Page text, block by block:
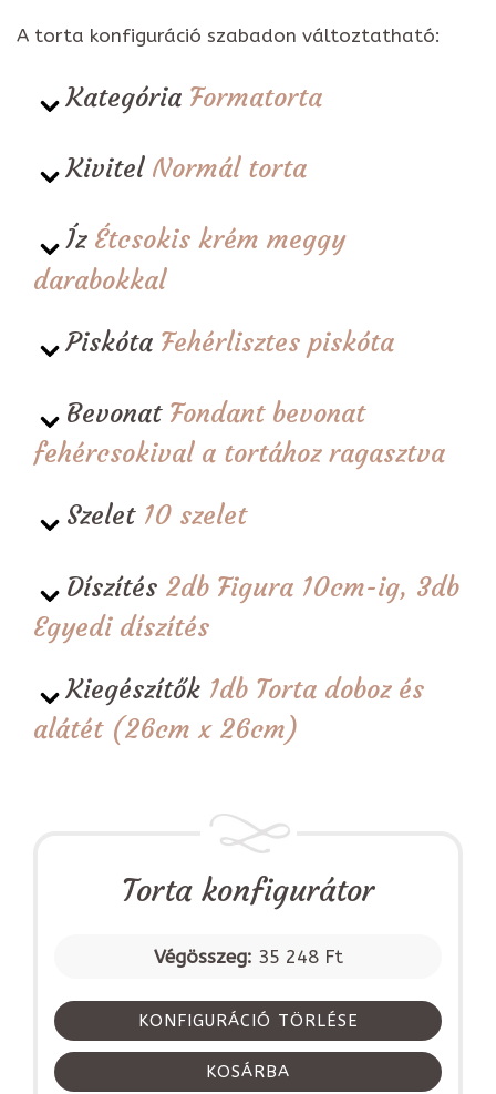
A torta konfiguráció szabadon változtatható:
Kategória Formatorta
Kivitel Normál torta
Íz Étcsokis krém meggy
darabokkal
Piskóta Fehérlisztes piskóta
Bevonat Fondant bevonat
fehércsokival a tortához ragasztva
Szelet 10 szelet
Díszítés 2db Figura 10cm-ig, 3db
Egyedi díszítés
Kiegészítők 1db Torta doboz és
alátét (26cm x 26cm)
Torta konfigurátor
Végösszeg: 35 248 Ft
KONFIGURÁCIÓ TÖRLÉSE
KOSÁRBA